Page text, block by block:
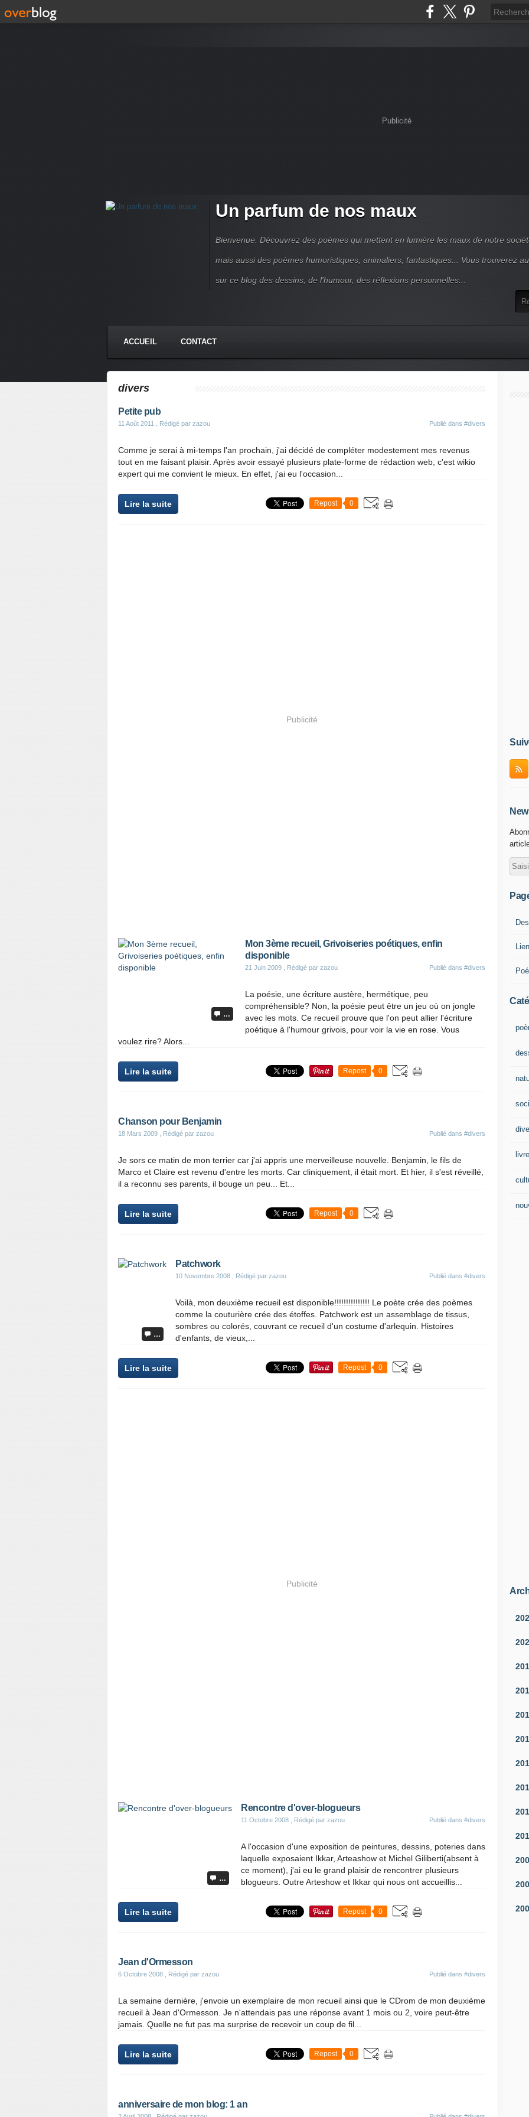
Publicité
Un parfum de nos maux
Bienvenue. Découvrez des poèmes qui mettent en lumière les maux de notre
mais aussi des poèmes humoristiques, animaliers, fantastiques... Vous trouverez
sur ce blog des dessins, de l'humour, des réflexions personnelles...
ACCUEIL CONTACT
divers
Petite pub
11 Août 2011 , Rédigé par zazou Publié dans #divers
Comme je serai à mi-temps l'an prochain, j'ai décidé de compléter modestement mes revenus
tout en me faisant plaisir. Après avoir essayé plusieurs plate-forme de rédaction web, c'est wikio
expert qui me convient le mieux. En effet, j'ai eu l'occasion...
Lire la suite Repost 0
Publicité
…
Mon 3ème recueil, Grivoiseries poétiques, enfin
disponible
21 Juin 2009 , Rédigé par zazou Publié dans #divers
La poésie, une écriture austère, hermétique, peu
compréhensible? Non, la poésie peut être un jeu où on jongle
avec les mots. Ce recueil prouve que l'on peut allier l'écriture
poétique à l'humour grivois, pour voir la vie en rose. Vous
voulez rire? Alors...
Lire la suite Repost 0
Chanson pour Benjamin
18 Mars 2009 , Rédigé par zazou Publié dans #divers
Je sors ce matin de mon terrier car j'ai appris une merveilleuse nouvelle. Benjamin, le fils de
Marco et Claire est revenu d'entre les morts. Car cliniquement, il était mort. Et hier, il s'est réveillé,
il a reconnu ses parents, il bouge un peu... Et...
Lire la suite Repost 0
…
Patchwork
10 Novembre 2008 , Rédigé par zazou Publié dans #divers
Voilà, mon deuxième recueil est disponible!!!!!!!!!!!!!!! Le poète crée des poèmes
comme la couturière crée des étoffes. Patchwork est un assemblage de tissus,
sombres ou colorés, couvrant ce recueil d'un costume d'arlequin. Histoires
d'enfants, de vieux,...
Lire la suite Repost 0
Publicité
…
Rencontre d'over-blogueurs
11 Octobre 2008 , Rédigé par zazou Publié dans #divers
A l'occasion d'une exposition de peintures, dessins, poteries dans
laquelle exposaient Ikkar, Arteashow et Michel Giliberti(absent à
ce moment), j'ai eu le grand plaisir de rencontrer plusieurs
blogueurs. Outre Arteshow et Ikkar qui nous ont accueillis...
Lire la suite Repost 0
Jean d'Ormesson
6 Octobre 2008 , Rédigé par zazou Publié dans #divers
La semaine dernière, j'envoie un exemplaire de mon recueil ainsi que le CDrom de mon deuxième
recueil à Jean d'Ormesson. Je n'attendais pas une réponse avant 1 mois ou 2, voire peut-être
jamais. Quelle ne fut pas ma surprise de recevoir un coup de fil...
Lire la suite Repost 0
anniversaire de mon blog: 1 an